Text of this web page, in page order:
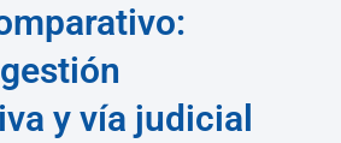
y vía judicial